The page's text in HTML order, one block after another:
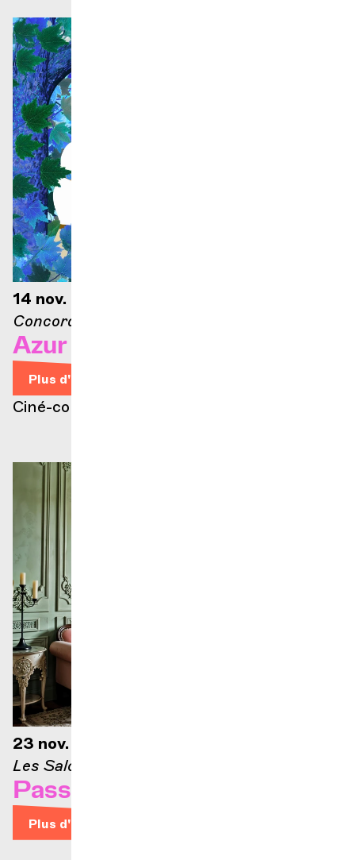
14 nov. 2026 — 16h
Concorde – Espace culture
Azur et Asmar
Plus d'infos
Ciné-concert
23 nov. 2026 — 12h30
Les Salons
Passons aux Salons #2
Plus d'infos